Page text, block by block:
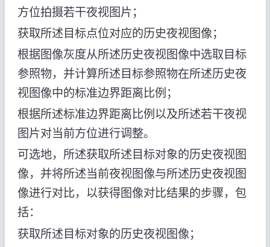
方位拍摄若干夜视图片；
获取所述目标点位对应的历史夜视图像；
根据图像灰度从所述历史夜视图像中选取目标
参照物，并计算所述目标参照物在所述历史夜
视图像中的标准边界距离比例；
根据所述标准边界距离比例以及所述若干夜视
图片对当前方位进行调整。
可选地，所述获取所述目标对象的历史夜视图
像，并将所述当前夜视图像与所述历史夜视图
像进行对比，以获得图像对比结果的步骤，包
括：
获取所述目标对象的历史夜视图像；